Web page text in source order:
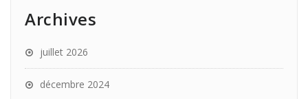
Archives
juillet 2026
décembre 2024